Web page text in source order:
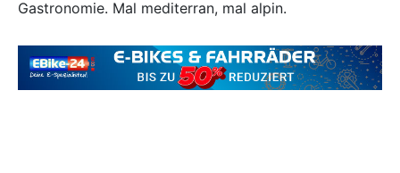
Gastronomie. Mal mediterran, mal alpin.